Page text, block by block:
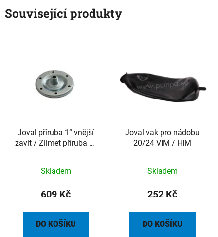
Související produkty
Joval příruba 1“ vnější
zavit / Zilmet příruba 1“
Skladem
609 Kč
DO KOŠÍKU
Joval vak pro nádobu
20/24 VIM / HIM
Skladem
252 Kč
DO KOŠÍKU